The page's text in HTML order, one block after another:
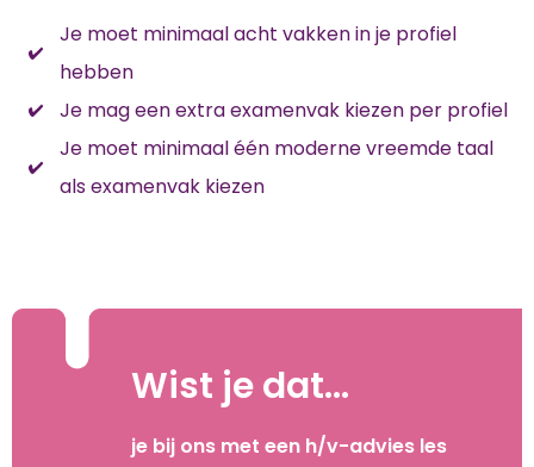
Je moet minimaal acht vakken in je profiel
hebben
Je mag een extra examenvak kiezen per profiel
Je moet minimaal één moderne vreemde taal
als examenvak kiezen
Wist je dat...
je bij ons met een h/v-advies les